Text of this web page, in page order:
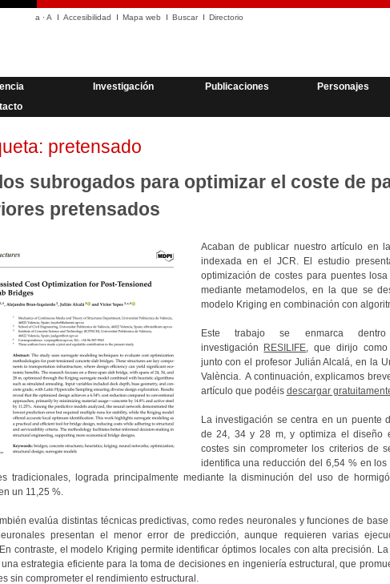
a ·A Accesibilidad Mapa web Buscar Directorio
Investigación Publicaciones
Personajes
pretensado
subrogados para optimizar el coste de
pretensados
Acaban de publicar nuestro artículo en
indexada en el JCR. El estudio
optimización de costes para puentes
mediante metamodelos, en la que se
modelo Kriging en combinación con
Este trabajo se enmarca
investigación
RESILIFE, que dirijo como
junto con el profesor Julián Alcalá, en la
València. A continuación, explicamos
artículo que podéis descargar
La investigación se centra en un puente
de 24, 34 y 28 m, y optimiza el diseño
costes sin comprometer los criterios de
identifica una reducción del 6,54 % en los
tradicionales, lograda principalmente mediante la disminución del uso de
un 11,25 %.
evalúa distintas técnicas predictivas, como redes neuronales y funciones de
presentan el menor error de predicción, aunque requieren varias
contraste, el modelo Kriging permite identificar óptimos locales con alta precisión.
estrategia eficiente para la toma de decisiones en ingeniería estructural, que
sin comprometer el rendimiento estructural.